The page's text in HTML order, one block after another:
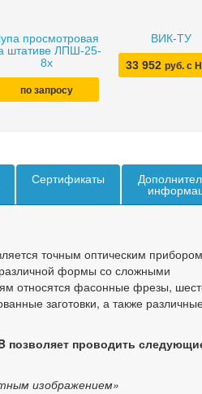
просмотровая
штативе ЛПШ-25-
8х
по запросу
ВИК-ТУ
33 952 руб. с
Сертификаты
точным оптическим
формы со сложными
относятся фасонные фрезы,
заготовки, а также
позволяет проводить
изображением»